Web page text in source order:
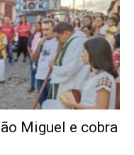
Miguel e cobra